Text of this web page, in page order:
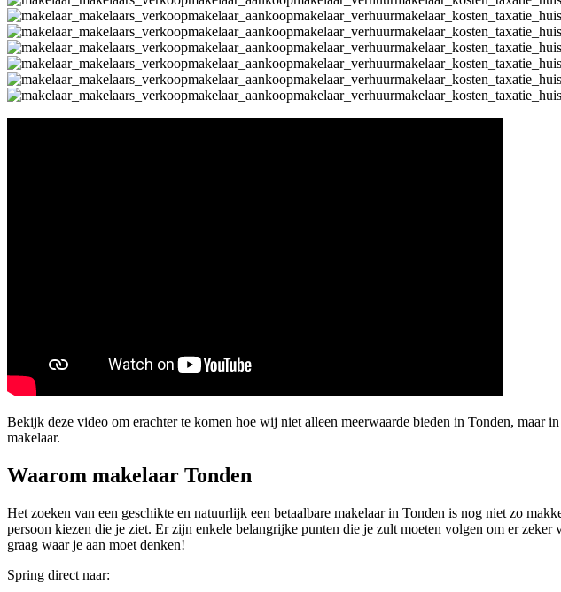
Bekijk deze video om erachter te komen hoe wij niet alleen meerwaarde bieden in Tonden,
makelaar.
Waarom makelaar Tonden
Het zoeken van een geschikte en natuurlijk een betaalbare makelaar in Tonden is nog niet zo
persoon kiezen die je ziet. Er zijn enkele belangrijke punten die je zult moeten volgen om er
graag waar je aan moet denken!
Spring direct naar: